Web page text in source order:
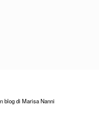
blog di Marisa Nanni